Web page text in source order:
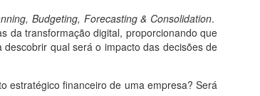
Budgeting, Forecasting & Consolidation.
da transformação digital, proporcionando que
qual será o impacto das decisões de
estratégico financeiro de uma empresa? Será